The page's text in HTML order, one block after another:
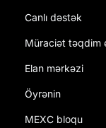
Canlı dəstək
Müraciət təqdim
Elan mərkəzi
Öyrənin
MEXC bloqu